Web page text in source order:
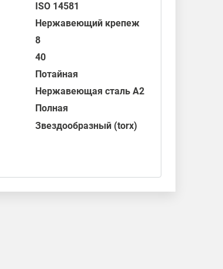
ISO 14581
Нержавеющий крепеж
8
40
Потайная
Нержавеющая сталь А2
Полная
Звездообразный (torx)